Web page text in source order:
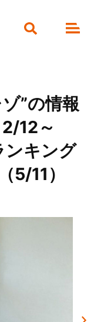
”の情報
12～
キング
5/11）